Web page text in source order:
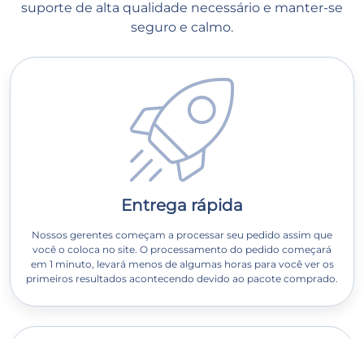
suporte de alta qualidade necessário e manter-se
seguro e calmo.
Entrega rápida
Nossos gerentes começam a processar seu pedido assim que
você o coloca no site. O processamento do pedido começará
em 1 minuto, levará menos de algumas horas para você ver os
primeiros resultados acontecendo devido ao pacote comprado.